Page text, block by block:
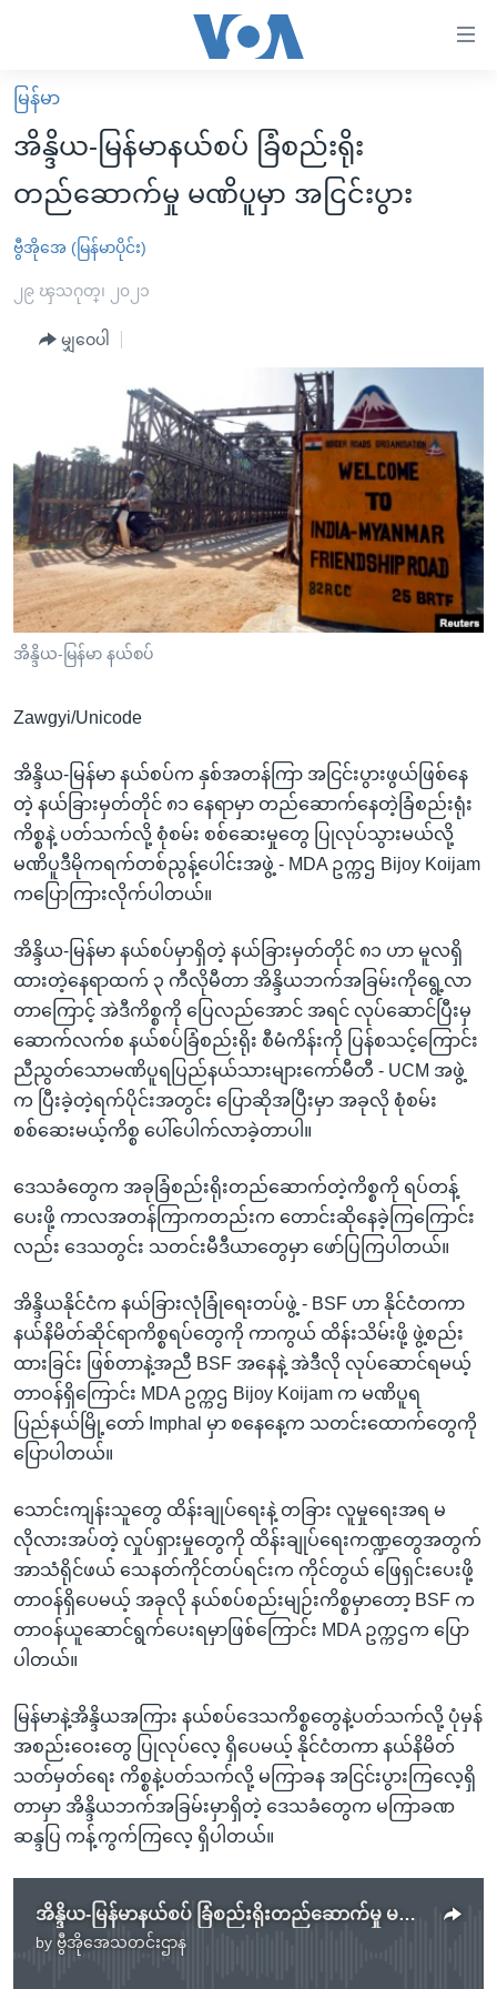
လွယ်ကူ
စေ
သည့်
Link
များ
ပင်မ
ပင်မ
အ
ညွန်း
စာမျက်နှာ
သို့
ကျော်
ကြည့်
ရှာဖွေ
နေရာ
သို့
ကျော်
ရန်
မူလစာမျက်နှာ
မြန်မာ
ကမ္ဘာ့သတင်းများ
နိုင်ငံတကာ
အစ္စရေး-ပါလက်စတိုင်း
ဗွီဒီယို
အင်္ဂလိပ်စာလေ့လာမယ်
အမေရိကန်သုံးအီဒီယံ
မကြေးမုံရဲ့ အင်္ဂလိပ်စာ
ရုပ်ရှင်ထဲက အင်္ဂလိပ်စာ
သုတပဒေသာ အင်္ဂလိပ်စာ
အပတ်စဉ်ကဏ္ဍများ
တီဗွီ
ရေဒီယိုနှင့်ရုပ်သံ အချက်အလက်များ
ရေဒီယို/တီဗွီအစီအစဉ်
Learning English
ဗွီအိုအေ လူမှုကွန်ယက်များ
မြန်မာ
အိန္ဒိယ-မြန်မာနယ်စပ် ခြံစည်းရိုး
တည်ဆောက်မှု မဏိပူမှာ အငြင်းပွား
ဗွီအိုအေ (မြန်မာပိုင်း)
၂၉ ၾသဂုတ္၊ ၂၀၂၁
မျှဝေပါ
အိန္ဒိယ-မြန်မာ နယ်စပ်
Zawgyi/Unicode
အိန္ဒိယ-မြန်မာ နယ်စပ်က နှစ်အတန်ကြာ အငြင်းပွားဖွယ်ဖြစ်နေ
တဲ့ နယ်ခြားမှတ်တိုင် ၈၁ နေရာမှာ တည်ဆောက်နေတဲ့ခြံစည်းရုံး
ကိစ္စနဲ့ ပတ်သက်လို့ စုံစမ်း စစ်ဆေးမှုတွေ ပြုလုပ်သွားမယ်လို့
မဏိပူဒီမိုကရက်တစ်ညွန့်ပေါင်းအဖွဲ့ - MDA ဥက္ကဌ Bijoy Koijam
ကပြောကြားလိုက်ပါတယ်။
အိန္ဒိယ-မြန်မာ နယ်စပ်မှာရှိတဲ့ နယ်ခြားမှတ်တိုင် ၈၁ ဟာ မူလရှိ
ထားတဲ့နေရာထက် ၃ ကီလိုမီတာ အိန္ဒိယဘက်အခြမ်းကိုရွေ့လာ
တာကြောင့် အဲဒီကိစ္စကို ပြေလည်အောင် အရင် လုပ်ဆောင်ပြီးမှ
ဆောက်လက်စ နယ်စပ်ခြံစည်းရိုး စီမံကိန်းကို ပြန်စသင့်ကြောင်း
ညီညွတ်သောမဏိပူရပြည်နယ်သားများကော်မီတီ - UCM အဖွဲ့
က ပြီးခဲ့တဲ့ရက်ပိုင်းအတွင်း ပြောဆိုအပြီးမှာ အခုလို စုံစမ်း
စစ်ဆေးမယ့်ကိစ္စ ပေါ်ပေါက်လာခဲ့တာပါ။
ဒေသခံတွေက အခုခြံစည်းရိုးတည်ဆောက်တဲ့ကိစ္စကို ရပ်တန့်
ပေးဖို့ ကာလအတန်ကြာကတည်းက တောင်းဆိုနေခဲ့ကြကြောင်း
လည်း ဒေသတွင်း သတင်းမီဒီယာတွေမှာ ဖော်ပြကြပါတယ်။
အိန္ဒိယနိုင်ငံက နယ်ခြားလုံခြုံရေးတပ်ဖွဲ့ - BSF ဟာ နိုင်ငံတကာ
နယ်နိမိတ်ဆိုင်ရာကိစ္စရပ်တွေကို ကာကွယ် ထိန်းသိမ်းဖို့ ဖွဲ့စည်း
ထားခြင်း ဖြစ်တာနဲ့အညီ BSF အနေနဲ့ အဲဒီလို လုပ်ဆောင်ရမယ့်
တာဝန်ရှိကြောင်း MDA ဥက္ကဌ Bijoy Koijam က မဏိပူရ
ပြည်နယ်မြို့တော် Imphal မှာ စနေနေ့က သတင်းထောက်တွေကို
ပြောပါတယ်။
သောင်းကျန်းသူတွေ ထိန်းချုပ်ရေးနဲ့ တခြား လူမှုရေးအရ မ
လိုလားအပ်တဲ့ လှုပ်ရှားမှုတွေကို ထိန်းချုပ်ရေးကဏ္ဍတွေအတွက်
အာသံရိုင်ဖယ် သေနတ်ကိုင်တပ်ရင်းက ကိုင်တွယ် ဖြေရှင်းပေးဖို့
တာဝန်ရှိပေမယ့် အခုလို နယ်စပ်စည်းမျဉ်းကိစ္စမှာတော့ BSF က
တာဝန်ယူဆောင်ရွက်ပေးရမှာဖြစ်ကြောင်း MDA ဥက္ကဌက ပြော
ပါတယ်။
မြန်မာနဲ့အိန္ဒိယအကြား နယ်စပ်ဒေသကိစ္စတွေနဲ့ပတ်သက်လို့ ပုံမှန်
အစည်းဝေးတွေ ပြုလုပ်လေ့ ရှိပေမယ့် နိုင်ငံတကာ နယ်နိမိတ်
သတ်မှတ်ရေး ကိစ္စနဲ့ပတ်သက်လို့ မကြာခန အငြင်းပွားကြလေ့ရှိ
တာမှာ အိန္ဒိယဘက်အခြမ်းမှာရှိတဲ့ ဒေသခံတွေက မကြာခဏ
ဆန္ဒပြ ကန့်ကွက်ကြလေ့ ရှိပါတယ်။
အိန္ဒိယ-မြန်မာနယ်စပ် ခြံစည်းရိုးတည်ဆောက်မှု မဏိပူမှာ အငြင်းပွား
by ဗွီအိုအေသတင်းဌာန
No media source currently available